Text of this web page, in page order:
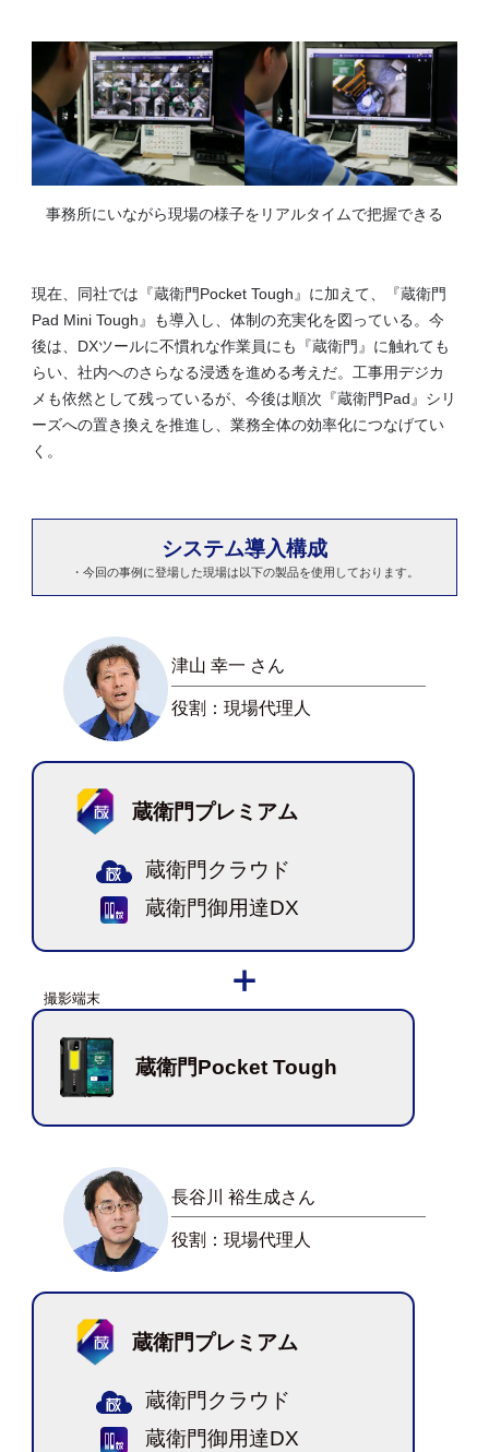
事務所にいながら現場の様子をリアルタイムで把握できる
現在、同社では『蔵衛門Pocket Tough』に加えて、『蔵衛門
Pad Mini Tough』も導入し、体制の充実化を図っている。今
後は、DXツールに不慣れな作業員にも『蔵衛門』に触れても
らい、社内へのさらなる浸透を進める考えだ。工事用デジカ
メも依然として残っているが、今後は順次『蔵衛門Pad』シリ
ーズへの置き換えを推進し、業務全体の効率化につなげてい
く。
システム導入構成
・今回の事例に登場した現場は以下の製品を使用しております。
津山 幸一 さん
役割：現場代理人
蔵衛門プレミアム
蔵衛門クラウド
蔵衛門御用達DX
蔵衛門Pocket Tough
長谷川 裕生成さん
役割：現場代理人
蔵衛門プレミアム
蔵衛門クラウド
蔵衛門御用達DX